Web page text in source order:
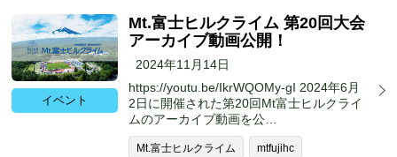
イベント
Mt.富士ヒルクライム 第20回大会
アーカイブ動画公開！
2024年11月14日
https://youtu.be/IkrWQOMy-gI 2024年6月
2日に開催された第20回Mt富士ヒルクライ
ムのアーカイブ動画を公…
Mt.富士ヒルクライム mtfujihc